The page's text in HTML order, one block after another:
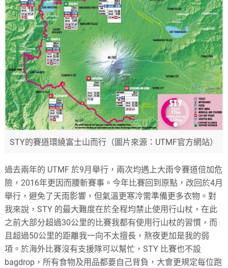
STY的賽道環繞富士山而行（圖片來源：UTMF官方網站）
過去兩年的 UTMF 於9月舉行，兩次均遇上大雨令賽道倍加危
險，2016年更因而腰斬賽事。今年比賽回到原點，改回於4月
舉行，避免了天雨影響，但氣溫更寒冷需準備更多衣物。對
我來說，STY 的最大難度在於全程均禁止使用行山杖，在此
之前大部分超過30公里的比賽我都有使用行山杖的習慣，而
且超過50公里的距離我一向不太擅長，熬夜更加是我的弱
項。於海外比賽沒有支援隊可以幫忙，STY 比賽也不設
bagdrop，所有食物及用品都要自己背負，大會更規定每位跑